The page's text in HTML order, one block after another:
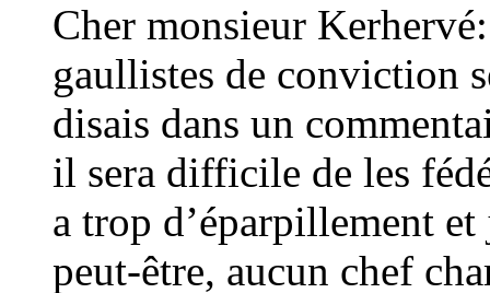
Cher monsieur
gaullistes de conviction
disais dans un
il sera difficile de les
a trop d’éparpillement
peut-être, aucun chef